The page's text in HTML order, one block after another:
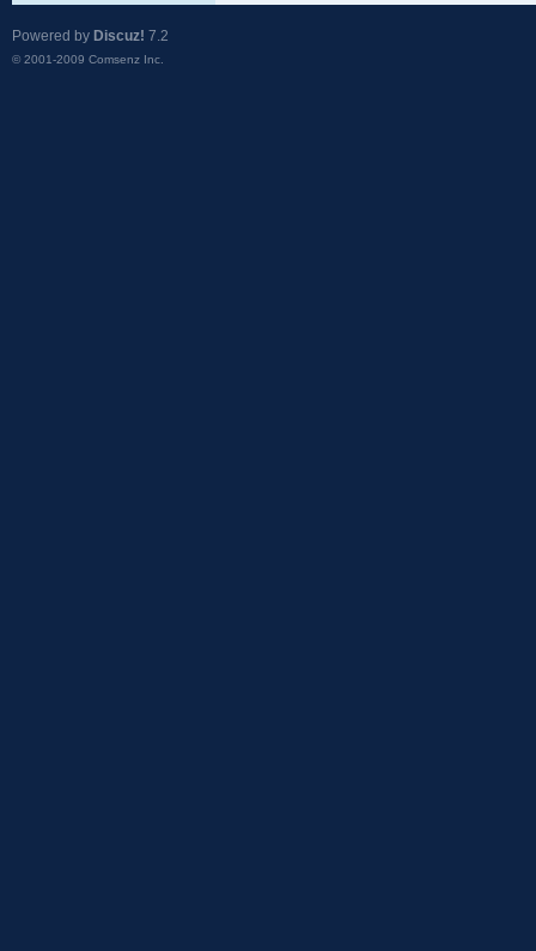
Powered by Discuz! 7.2
© 2001-2009 Comsenz Inc.